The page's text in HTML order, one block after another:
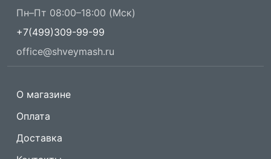
Пн–Пт 08:00–18:00 (Мск)
+7(499)309-99-99
office@shveymash.ru
О магазине
Оплата
Доставка